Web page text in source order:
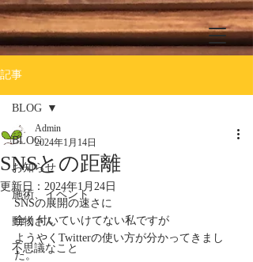
記事
BLOG
お知らせ
施術、イベント
動物さん
不思議なこと
BLOG
SNSとの距離
Admin
2024年1月14日
更新日： 2024年1月24日
SNSの展開の速さに
全く付いていけてない私ですが
ようやくTwitterの使い方が分かってきまし
た。